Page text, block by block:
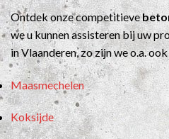
Ontdek onze competitieve
we u kunnen assisteren bij uw
in Vlaanderen, zo zijn we o.a.
Maasmechelen
Koksijde